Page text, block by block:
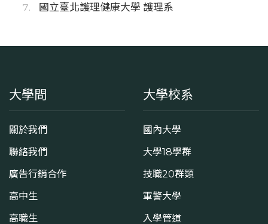
國立臺北護理健康大學 護理系
大學問
關於我們
聯絡我們
廣告行銷合作
高中生
高職生
大學校系
國內大學
大學18學群
技職20群類
軍警大學
入學管道